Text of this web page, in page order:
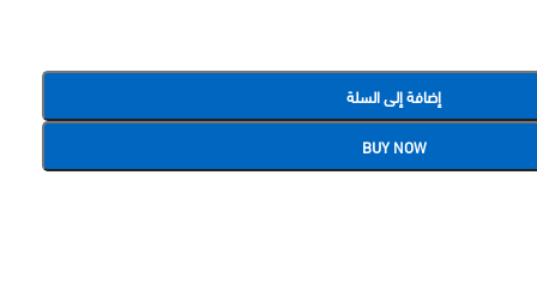
إضافة إلى السلة
BUY NOW